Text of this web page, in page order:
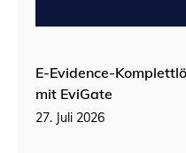
E-Evidence-
mit EviGate
27. Juli 2026